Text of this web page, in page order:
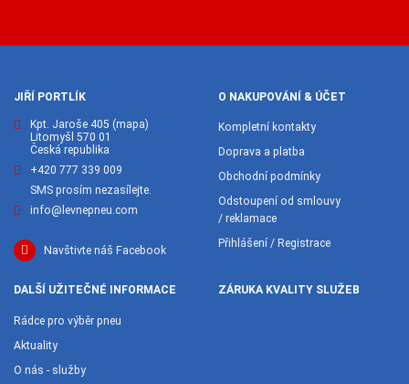
JIŘÍ PORTLÍK
Kpt. Jaroše 405 (mapa)
Litomyšl 570 01
Česká republika
+420 777 339 009
SMS prosím nezasílejte.
info@levnepneu.com
Navštivte náš Facebook
O NAKUPOVÁNÍ & ÚČET
Kompletní kontakty
Doprava a platba
Obchodní podmínky
Odstoupení od smlouvy
/ reklamace
Přihlášení / Registrace
DALŠÍ UŽITEČNÉ INFORMACE
Rádce pro výběr pneu
Aktuality
O nás - služby
ZÁRUKA KVALITY SLUŽEB